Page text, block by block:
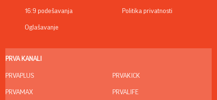
16:9 podešavanja
Oglašavanje
Politika privatnosti
PRVA KANALI
PRVAPLUS
PRVAMAX
PRVAKICK
PRVALIFE